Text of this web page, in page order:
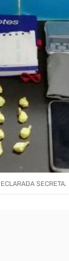
SECRETA.